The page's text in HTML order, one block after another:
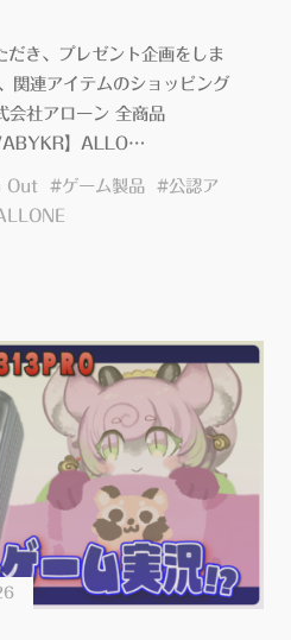
き、プレゼント企画をしま
関連アイテムのショッピング
会社アローン 全商品
】ALLO…
Out #ゲーム製品 #公認ア